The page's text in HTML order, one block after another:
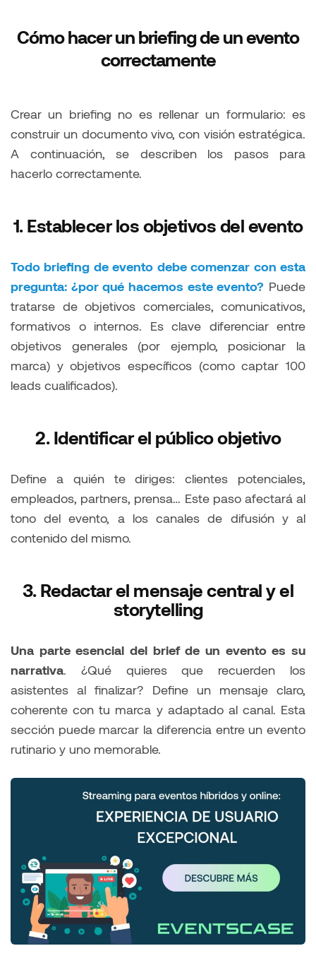
Cómo hacer un briefing de un evento
correctamente
Crear un briefing no es rellenar un formulario: es
construir un documento vivo, con visión estratégica.
A continuación, se describen los pasos para
hacerlo correctamente.
1. Establecer los objetivos del evento
Todo briefing de evento debe comenzar con esta
pregunta: ¿por qué hacemos este evento? Puede
tratarse de objetivos comerciales, comunicativos,
formativos o internos. Es clave diferenciar entre
objetivos generales (por ejemplo, posicionar la
marca) y objetivos específicos (como captar 100
leads cualificados).
2. Identificar el público objetivo
Define a quién te diriges: clientes potenciales,
empleados, partners, prensa… Este paso afectará al
tono del evento, a los canales de difusión y al
contenido del mismo.
3. Redactar el mensaje central y el
storytelling
Una parte esencial del brief de un evento es su
narrativa. ¿Qué quieres que recuerden los
asistentes al finalizar? Define un mensaje claro,
coherente con tu marca y adaptado al canal. Esta
sección puede marcar la diferencia entre un evento
rutinario y uno memorable.